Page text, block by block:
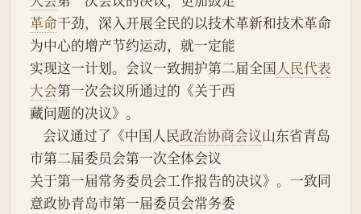
革命干劲，深入开展全民的以技术革新和技术革命
为中心的增产节约运动，就一定能
实现这一计划。会议一致拥护第二届全国人民代表
大会第一次会议所通过的《关于西
藏问题的决议》。
    会议通过了《中国人民
政治协商会议山东省青岛
市第二届委员会第一次全体会议
关于第一届常务委员会工作报告的决议》。一致同
意政协青岛市第一届委员会常务委